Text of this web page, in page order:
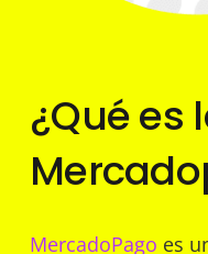
¿Qué es
MercadoPago es